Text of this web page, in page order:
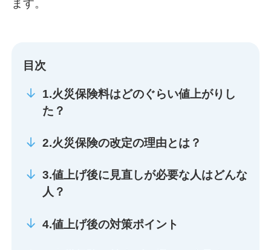
ます。
目次
1.火災保険料はどのぐらい値上がりし
た？
2.火災保険の改定の理由とは？
3.値上げ後に見直しが必要な人はどんな
人？
4.値上げ後の対策ポイント